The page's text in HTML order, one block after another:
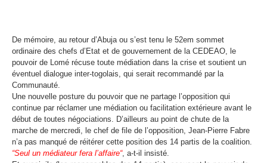
De mémoire, au retour d’Abuja ou s’est tenu le 52em sommet
ordinaire des chefs d’Etat et de gouvernement de la CEDEAO, le
pouvoir de Lomé récuse toute médiation dans la crise et soutient un
éventuel dialogue inter-togolais, qui serait recommandé par la
Communauté.
Une nouvelle posture du pouvoir que ne partage l’opposition qui
continue par réclamer une médiation ou facilitation extérieure avant le
début de toutes négociations. D’ailleurs au point de chute de la
marche de mercredi, le chef de file de l’opposition, Jean-Pierre Fabre
n’a pas manqué de réitérer cette position des 14 partis de la coalition.
“Seul un médiateur fera l’affaire“, a-t-il insisté.